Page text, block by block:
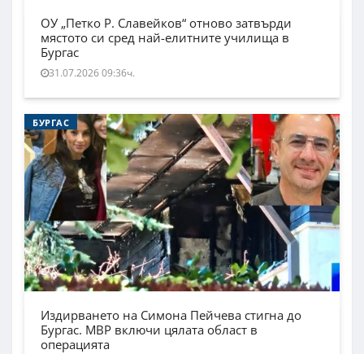
ОУ „Петко Р. Славейков“ отново затвърди
мястото си сред най-елитните училища в
Бургас
31.07.2026 09:36ч.
БУРГАС
Издирването на Симона Пейчева стигна до
Бургас. МВР включи цялата област в
операцията